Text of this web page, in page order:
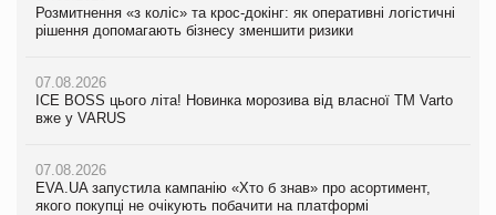
Розмитнення «з коліс» та крос-докінг: як оперативні логістичні
рішення допомагають бізнесу зменшити ризики
07.08.2026
ICE BOSS цього літа! Новинка морозива від власної ТМ Varto
вже у VARUS
07.08.2026
EVA.UA запустила кампанію «Хто б знав» про асортимент,
якого покупці не очікують побачити на платформі
Розмитнення «з коліс» та крос-докінг: як оперативні логістичні
рішення допомагають бізнесу зменшити ризики
07.08.2026
ICE BOSS цього літа! Новинка морозива від власної ТМ Varto
вже у VARUS
07.08.2026
EVA.UA запустила кампанію «Хто б знав» про асортимент,
якого покупці не очікують побачити на платформі
Kraft Heinz скоротила збиток у першому півріччі
Продажі Hugo Boss впали на 9%